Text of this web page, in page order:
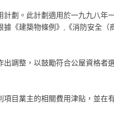
劃。此計劃適用於一九九八年
《建築物條例》,《消防安全
調整，以鼓勵符合公屋資格者
目業主的相關費用津貼，並在